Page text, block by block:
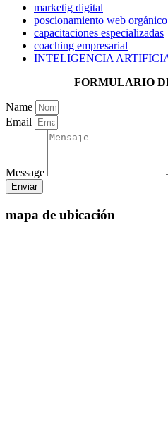
marketig digital
poscionamiento web orgánico
capacitaciones especializadas
coaching empresarial
INTELIGENCIA
FORMULARIO
Name
Email
Message
Enviar
mapa de ubicación